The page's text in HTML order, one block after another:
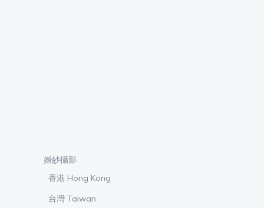
婚紗攝影
香港 Hong Kong
台灣 Taiwan